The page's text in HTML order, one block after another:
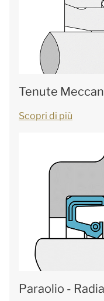
Tenute
Scopri di più
Paraolio -